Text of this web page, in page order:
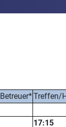
Treffen/
17:15